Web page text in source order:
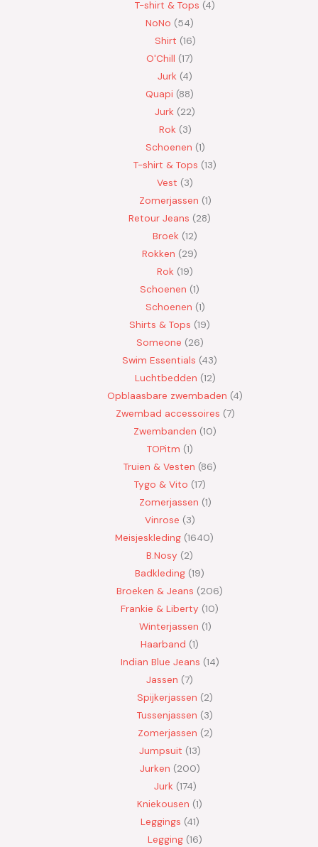
T-shirt & Tops 4
NoNo
54
Shirt 16
O'Chill 17
Jurk 4
Quapi 88
Jurk
22
Rok 3
Schoenen 1
T-shirt & Tops 13
Vest
3
Zomerjassen 1
Retour Jeans
28
Broek 12
Rokken
29
Rok 19
Schoenen 1
Schoenen 1
Shirts & Tops 19
Someone 26
Swim Essentials 43
Luchtbedden 12
Opblaasbare zwembaden 4
Zwembad accessoires 7
Zwembanden 10
TOPitm 1
Truien & Vesten 86
Tygo & Vito 17
Zomerjassen 1
Vinrose 3
Meisjeskleding 1640
B.Nosy
2
Badkleding 19
Broeken & Jeans
206
Frankie & Liberty 10
Winterjassen 1
Haarband 1
Indian Blue Jeans 14
Jassen 7
Spijkerjassen
2
Tussenjassen
3
Zomerjassen 2
Jumpsuit 13
Jurken 200
Jurk 174
Kniekousen 1
Leggings 41
Legging 16